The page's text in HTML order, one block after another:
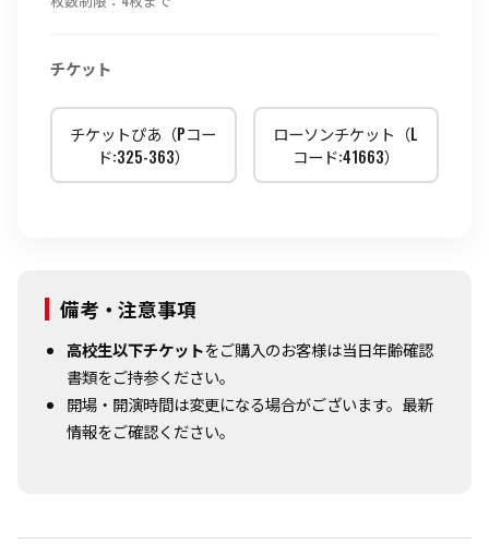
チケット
チケットぴあ（Pコー
ド:325-363）
ローソンチケット（L
コード:41663）
備考・注意事項
高校生以下チケットをご購入のお客様は当日年齢確認
書類をご持参ください。
開場・開演時間は変更になる場合がございます。最新
情報をご確認ください。